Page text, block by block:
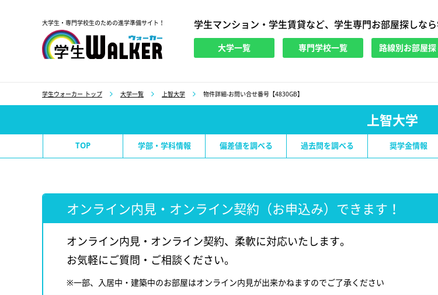
大学生・専門学校生のための進学準備サイト！ 学生マンション・学生賃貸など、学生専門お部屋探しな
大学一覧 専門学校一覧 路線別お部屋探
学生ウォーカー トップ 大学一覧 上智大学 物件詳細-お問い合せ番号【4830GB】
上智大学
TOP 学部・学科情報 偏差値を調べる 過去問を調べる 奨学金情報
オンライン内見・オンライン契約（お申込み）できます！
オンライン内見・オンライン契約、柔軟に対応いたします。
お気軽にご質問・ご相談ください。
※一部、入居中・建築中のお部屋はオンライン内見が出来かねますのでご了承ください